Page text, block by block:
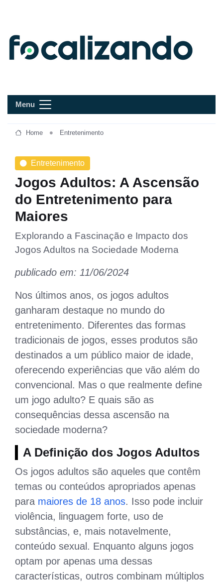
Menu
Home Entretenimento
Entretenimento
Jogos Adultos: A Ascensão
do Entretenimento para
Maiores
Explorando a Fascinação e Impacto dos
Jogos Adultos na Sociedade Moderna
publicado em: 11/06/2024
Nos últimos anos, os jogos adultos
ganharam destaque no mundo do
entretenimento. Diferentes das formas
tradicionais de jogos, esses produtos são
destinados a um público maior de idade,
oferecendo experiências que vão além do
convencional. Mas o que realmente define
um jogo adulto? E quais são as
consequências dessa ascensão na
sociedade moderna?
A Definição dos Jogos Adultos
Os jogos adultos são aqueles que contêm
temas ou conteúdos apropriados apenas
para maiores de 18 anos. Isso pode incluir
violência, linguagem forte, uso de
substâncias, e, mais notavelmente,
conteúdo sexual. Enquanto alguns jogos
optam por apenas uma dessas
características, outros combinam múltiplos